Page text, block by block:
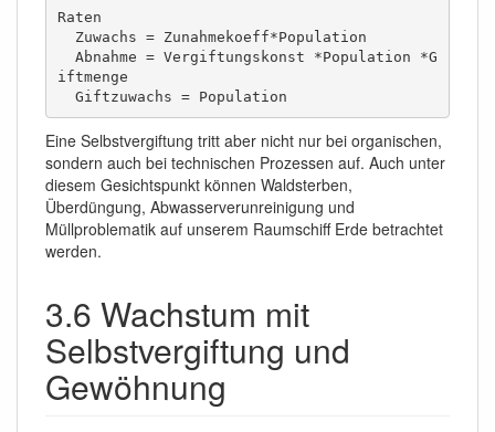
Raten
iftmenge
  Giftzuwachs = Population
Eine Selbstvergiftung tritt aber nicht nur bei organischen,
sondern auch bei technischen Prozessen auf. Auch unter
diesem Gesichtspunkt können Waldsterben,
Überdüngung, Abwasserverunreinigung und
Müllproblematik auf unserem Raumschiff Erde betrachtet
werden.
3.6 Wachstum mit
Selbstvergiftung und
Gewöhnung